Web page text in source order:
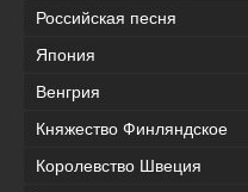
Российская песня
Япония
Венгрия
Княжество Финляндское
Королевство Швеция